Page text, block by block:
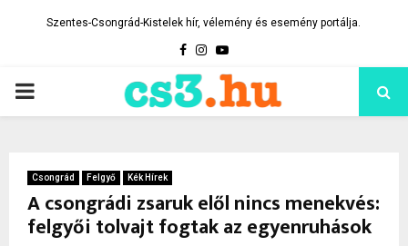
Szentes-Csongrád-Kistelek hír, vélemény és esemény portálja.
Facebook
Instagram
Youtube
PRIMARY
Csongrád Felgyő Kék Hírek
A csongrádi zsaruk elől nincs menekvés:
felgyői tolvajt fogtak az egyenruhások